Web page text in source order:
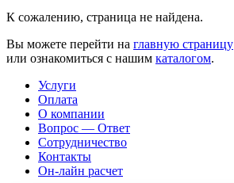
К сожалению, страница не найдена.
Вы можете перейти на главную страницу
или ознакомиться с нашим каталогом.
Услуги
Оплата
О компании
Вопрос — Ответ
Сотрудничество
Контакты
Он-лайн расчет